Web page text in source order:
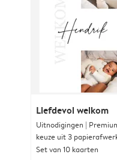
Liefdevol welkom
Uitnodigingen |
keuze uit 3
Set van 10 kaarten